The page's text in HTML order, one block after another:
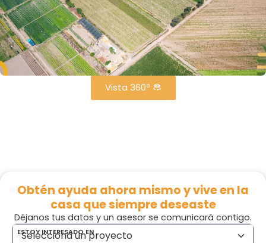
Vista 360º
Obtén ayuda ahora mismo y vive en la
casa que siempre deseaste
Déjanos tus datos y un asesor se comunicará contigo.
ESTOY INTERESADO EN